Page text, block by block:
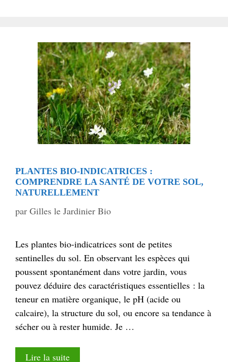
PLANTES BIO-INDICATRICES :
COMPRENDRE LA SANTÉ DE VOTRE SOL,
NATURELLEMENT
par Gilles le Jardinier Bio
Les plantes bio-indicatrices sont de petites
sentinelles du sol. En observant les espèces qui
poussent spontanément dans votre jardin, vous
pouvez déduire des caractéristiques essentielles : la
teneur en matière organique, le pH (acide ou
calcaire), la structure du sol, ou encore sa tendance à
sécher ou à rester humide. Je …
Lire la suite